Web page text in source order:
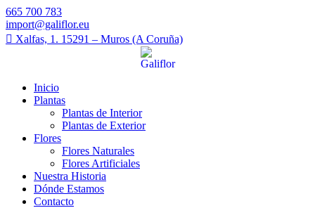
665 700 783
import@galiflor.eu
Xalfas, 1. 15291 – Muros (A Coruña)
Inicio
Plantas
Plantas de Interior
Plantas de Exterior
Flores
Flores Naturales
Flores Artificiales
Nuestra Historia
Dónde Estamos
Contacto